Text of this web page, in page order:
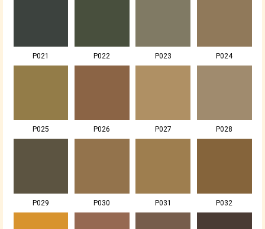
P021 P022 P023 P024
P025 P026 P027 P028
P029 P030 P031 P032